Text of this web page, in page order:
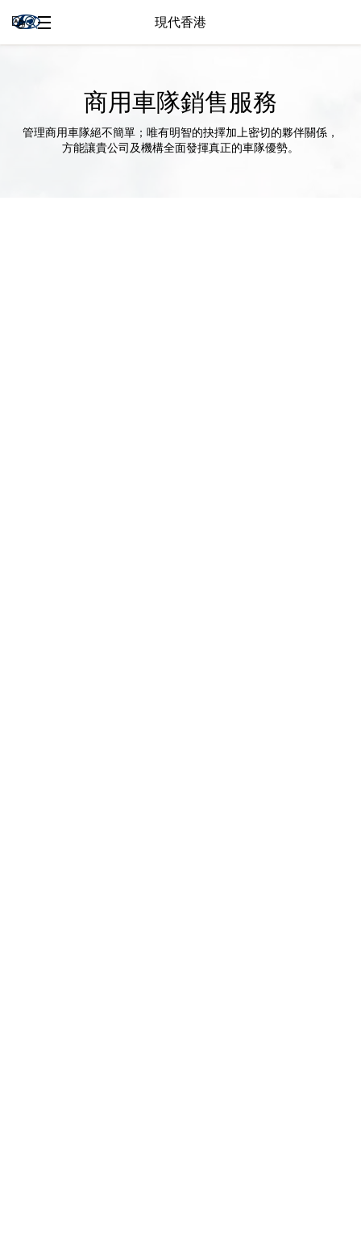
現代香港
商用車隊銷售服務
管理商用車隊絕不簡單；唯有明智的抉擇加上密切的夥伴關係，
方能讓貴公司及機構全面發揮真正的車隊優勢。